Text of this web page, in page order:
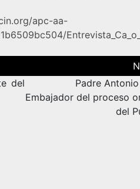
apc-aa-
del
Padre
Embajador del proceso
del